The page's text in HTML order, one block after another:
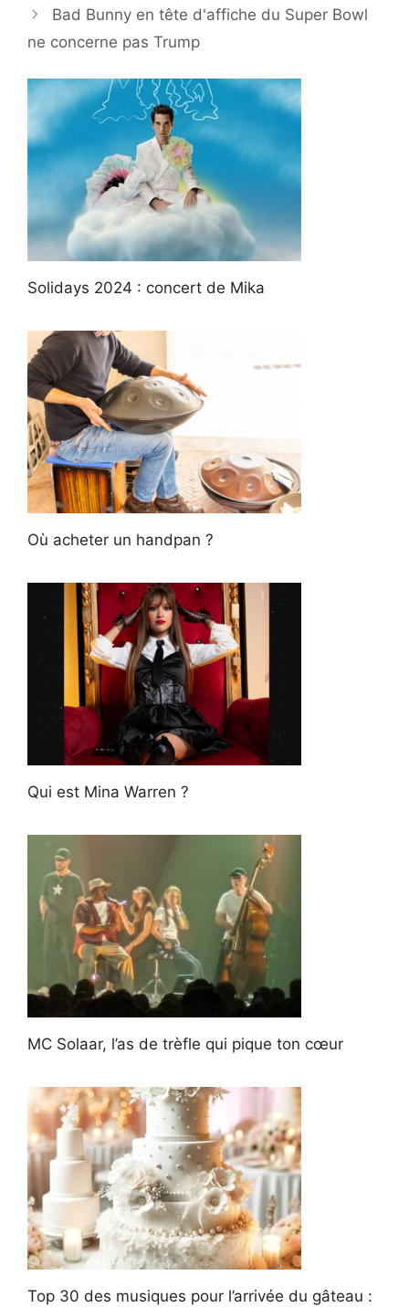
Bad Bunny en tête d'affiche du Super Bowl
ne concerne pas Trump
Solidays 2024 : concert de Mika
Où acheter un handpan ?
Qui est Mina Warren ?
MC Solaar, l’as de trèfle qui pique ton cœur
Top 30 des musiques pour l’arrivée du gâteau :